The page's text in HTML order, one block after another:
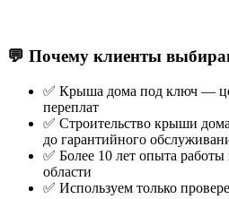
💬 Почему клиенты
✅ Крыша дома под ключ —
переплат
✅ Строительство крыши
до гарантийного
✅ Более 10 лет опыта
области
✅ Используем только